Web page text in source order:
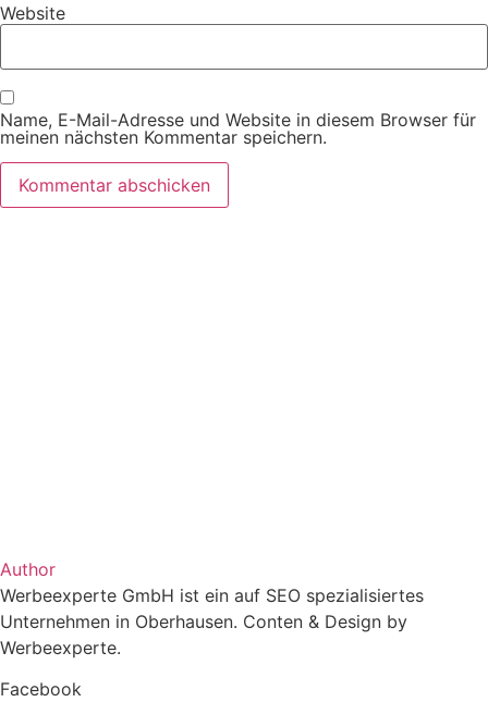
Website
Name, E-Mail-Adresse und Website in diesem Browser für
meinen nächsten Kommentar speichern.
Author
Werbeexperte GmbH ist ein auf SEO spezialisiertes
Unternehmen in Oberhausen. Conten & Design by
Werbeexperte.
Facebook